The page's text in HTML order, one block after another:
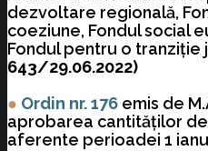
dezvoltare regională,
coeziune, Fondul social
Fondul pentru o tranziţie
643/29.06.2022)
● Ordin nr. 176 emis de
aprobarea cantităţilor
aferente perioadei 1